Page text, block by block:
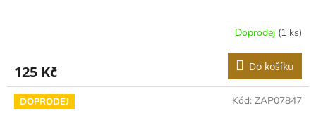
Doprodej (1 ks)
125 Kč Do košíku
DOPRODEJ Kód: ZAP07847